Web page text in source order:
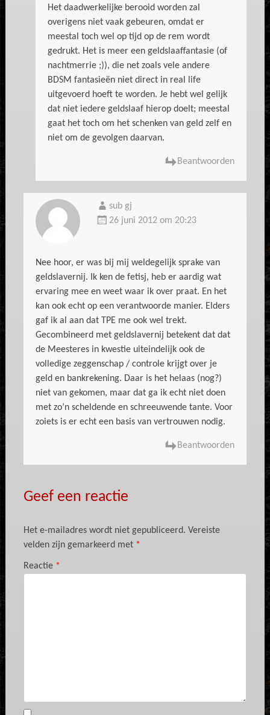
Het daadwerkelijke berooid worden zal
overigens niet vaak gebeuren, omdat er
meestal toch wel op tijd op de rem wordt
gedrukt. Het is meer een geldslaaffantasie (of
nachtmerrie ;)), die net zoals vele andere
BDSM fantasieën niet direct in real life
uitgevoerd hoeft te worden. Je hebt wel gelijk
dat niet iedere geldslaaf hierop doelt; meestal
gaat het toch om het schenken van geld zelf en
niet om de gevolgen daarvan.
Beantwoorden
sub gj
26 juni 2012 om 20:23
Nee hoor, er was bij mij weldegelijk sprake van
geldslavernij. Ik ken de fetisj, heb er aardig wat
ervaring mee en weet waar ik over praat. En het
kan ook echt op een verantwoorde manier. Elders
gaf ik al aan dat TPE me ook wel trekt.
Gecombineerd met geldslavernij betekent dat dat
de Meesteres in kwestie uiteindelijk ook de
volledige zeggenschap / controle krijgt over je
geld en bankrekening. Daar is het helaas (nog?)
niet van gekomen, maar dat ga ik echt niet doen
met zo’n scheldende en schreeuwende tante. Voor
zoiets is er echt een basis van vertrouwen nodig.
Beantwoorden
Geef een reactie
Het e-mailadres wordt niet gepubliceerd. Vereiste
velden zijn gemarkeerd met *
Reactie *